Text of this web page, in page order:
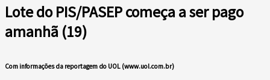
Lote do PIS/PASEP começa a ser pago
amanhã (19)
Com informações da reportagem do UOL (www.uol.com.br)